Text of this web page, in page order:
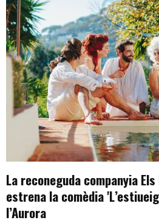
La reconeguda companyia
estrena la comèdia
l’Aurora